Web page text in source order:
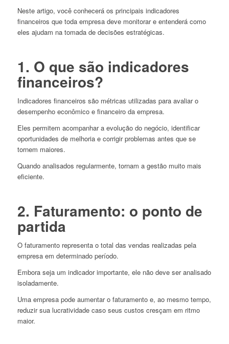
Neste artigo, você conhecerá os principais indicadores
financeiros que toda empresa deve monitorar e entenderá como
eles ajudam na tomada de decisões estratégicas.
1. O que são indicadores
financeiros?
Indicadores financeiros são métricas utilizadas para avaliar o
desempenho econômico e financeiro da empresa.
Eles permitem acompanhar a evolução do negócio, identificar
oportunidades de melhoria e corrigir problemas antes que se
tornem maiores.
Quando analisados regularmente, tornam a gestão muito mais
eficiente.
2. Faturamento: o ponto de
partida
O faturamento representa o total das vendas realizadas pela
empresa em determinado período.
Embora seja um indicador importante, ele não deve ser analisado
isoladamente.
Uma empresa pode aumentar o faturamento e, ao mesmo tempo,
reduzir sua lucratividade caso seus custos cresçam em ritmo
maior.